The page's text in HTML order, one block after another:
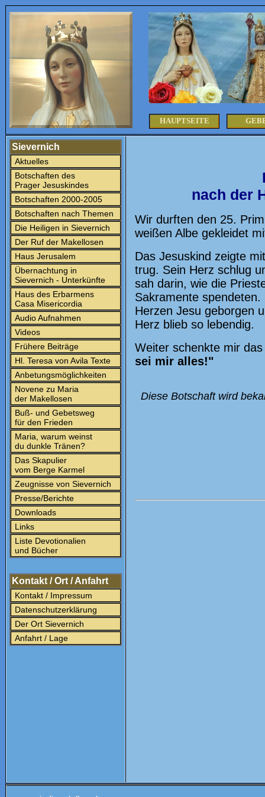
HAUPTSEITE
Sievernich
Aktuelles
Botschaften des
Prager Jesuskindes
Botschaften 2000-2005
Botschaften nach Themen
Die Heiligen in Sievernich
Der Ruf der Makellosen
Haus Jerusalem
Übernachtung in
Sievernich - Unterkünfte
Haus des Erbarmens
Casa Misericordia
Audio Aufnahmen
Videos
Frühere Beiträge
Hl. Teresa von Avila Texte
Anbetungsmöglichkeiten
Novene zu Maria
der Makellosen
Buß- und Gebetsweg
für den Frieden
Maria, warum weinst
du dunkle Tränen?
Das Skapulier
vom Berge Karmel
Zeugnisse von Sievernich
Presse/Berichte
Downloads
Links
Liste Devotionalien
und Bücher
Kontakt / Ort / Anfahrt
Kontakt / Impressum
Datenschutzerklärung
Der Ort Sievernich
Anfahrt / Lage
nach der
Wir durften den 25.
weißen Albe gekleidet
Das Jesuskind zeigte
trug. Sein Herz schlug
sah darin, wie die
Sakramente
Herzen Jesu geborgen
Herz blieb so lebendig.
Weiter schenkte mir
sei mir alles!"
Diese Botschaft wird